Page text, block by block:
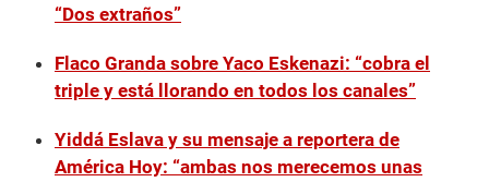
“Dos extraños”
Flaco Granda sobre Yaco Eskenazi: “cobra el
triple y está llorando en todos los canales”
Yiddá Eslava y su mensaje a reportera de
América Hoy: “ambas nos merecemos unas